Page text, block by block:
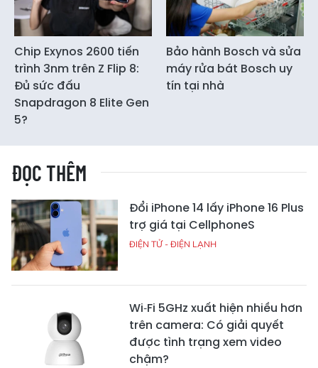
Chip Exynos 2600 tiến
trình 3nm trên Z Flip 8:
Đủ sức đấu
Snapdragon 8 Elite Gen
5?
Bảo hành Bosch và sửa
máy rửa bát Bosch uy
tín tại nhà
ĐỌC THÊM
Đổi iPhone 14 lấy iPhone 16 Plus
trợ giá tại CellphoneS
ĐIỆN TỬ - ĐIỆN LẠNH
Wi‑Fi 5GHz xuất hiện nhiều hơn
trên camera: Có giải quyết
được tình trạng xem video
chậm?